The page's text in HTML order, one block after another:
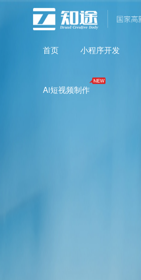
首页 小程序开发
Ai短视频制作